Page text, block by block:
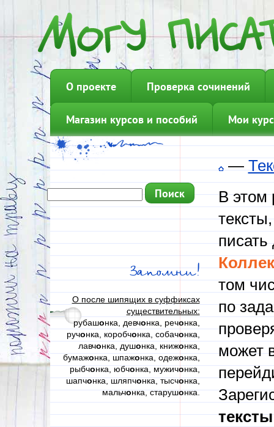
О проекте Проверка сочинений
Магазин курсов и пособий Мои
Запомни!
О после шипящих в суффиксах
существительных:
рубашонка, девчонка, речонка,
ручонка, коробчонка, собачонка,
лавчонка, душонка, книжонка,
бумажонка, шпажонка, одежонка,
рыбчонка, юбчонка, мужичонка,
шапчонка, шляпчонка, тысчонка,
мальчонка, старушонка.
—
В этом
писать
том
по
может
тексты